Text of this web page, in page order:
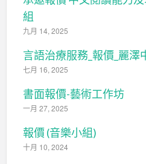
組
九月 14, 2025
言語治療服務_報價_麗澤
七月 16, 2025
書面報價-藝術工作坊
一月 27, 2025
報價 (音樂小組)
十月 10, 2024